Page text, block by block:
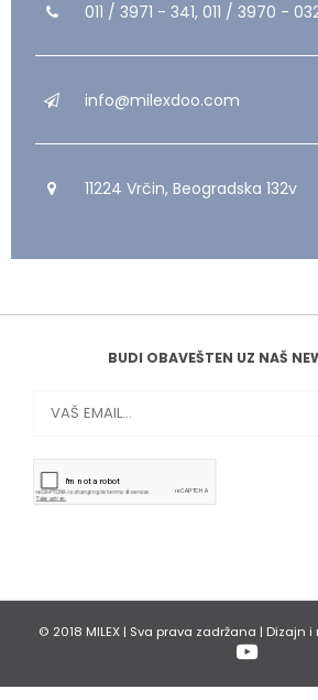
011 / 3971 - 341, 011 / 3970 -
info@milexdoo.com
11224 Vrčin, Beogradska 132v
BUDI OBAVEŠTEN UZ NAŠ
© 2018 MILEX| Sva prava zadržana | Dizajn i